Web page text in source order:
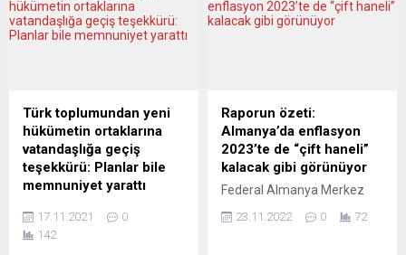
Rus işletmelerine yönelik
düşmanlığın artmasından
kaybı artarken bölgedeki
gerilim Federal
Almanya’daki toplumsal
yaşama da yansıyor.
Gelişmelerin iç barışı
zorlamasından
endişeleniliyor. DW Türkçe’ye
göre, Rusya’nın Berlin
Salonu”nda gerçekleşti
gençlerin eğitimine büyük
katkılarda bulunan Arif
Arslaner, kentin onur
plaketiyle ödüllendirildi.
Frankfurt Belediyesi’nin
tarihi “İmparatorlar...
Türk toplumundan yeni
hükümetin ortaklarına
vatandaşlığa geçiş
teşekkürü: Planlar bile
memnuniyet yarattı
toplumu (TBB) gelecek
hafta koalisyon sözleşmesi
17.11.2021
0
142
Raporun özeti:
Almanya’da enflasyon
2023’te de “çift haneli”
kalacak gibi görünüyor
Federal Almanya Merkez
Alman hükümetinin
23.11.2022 0 72